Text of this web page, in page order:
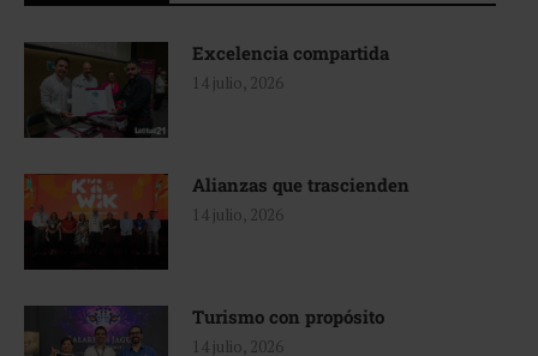
Excelencia compartida
14 julio, 2026
Alianzas que trascienden
14 julio, 2026
Turismo con propósito
14 julio, 2026